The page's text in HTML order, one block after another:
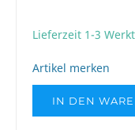
Lieferzeit 1-3
Artikel merken
IN DEN